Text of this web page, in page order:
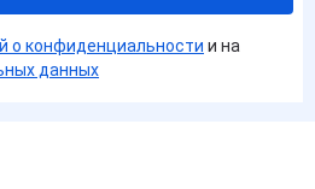
о конфиденциальности и на
данных